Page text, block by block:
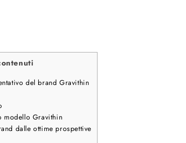
del brand Gravithin
modello Gravithin
dalle ottime prospettive